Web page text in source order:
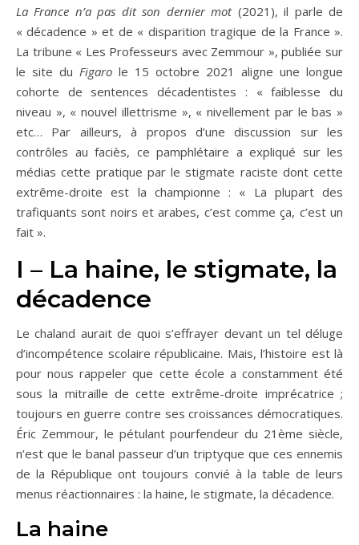
La France n’a pas dit son dernier mot(2021), il parle de
« décadence » et de « disparition tragique de la France ».
La tribune « Les Professeurs avec Zemmour », publiée sur
le site du Figaro le 15 octobre 2021 aligne une longue
cohorte de sentences décadentistes : « faiblesse du
niveau », « nouvel illettrisme », « nivellement par le bas »
etc… Par ailleurs, à propos d’une discussion sur les
contrôles au faciès, ce pamphlétaire a expliqué sur les
médias cette pratique par le stigmate raciste dont cette
extrême-droite est la championne : « La plupart des
trafiquants sont noirs et arabes, c’est comme ça, c’est un
fait ».
I – La haine, le stigmate, la
décadence
Le chaland aurait de quoi s’effrayer devant un tel déluge
d’incompétence scolaire républicaine. Mais, l’histoire est là
pour nous rappeler que cette école a constamment été
sous la mitraille de cette extrême-droite imprécatrice ;
toujours en guerre contre ses croissances démocratiques.
Éric Zemmour, le pétulant pourfendeur du 21ème siècle,
n’est que le banal passeur d’un triptyque que ces ennemis
de la République ont toujours convié à la table de leurs
menus réactionnaires : la haine, le stigmate, la décadence.
La haine